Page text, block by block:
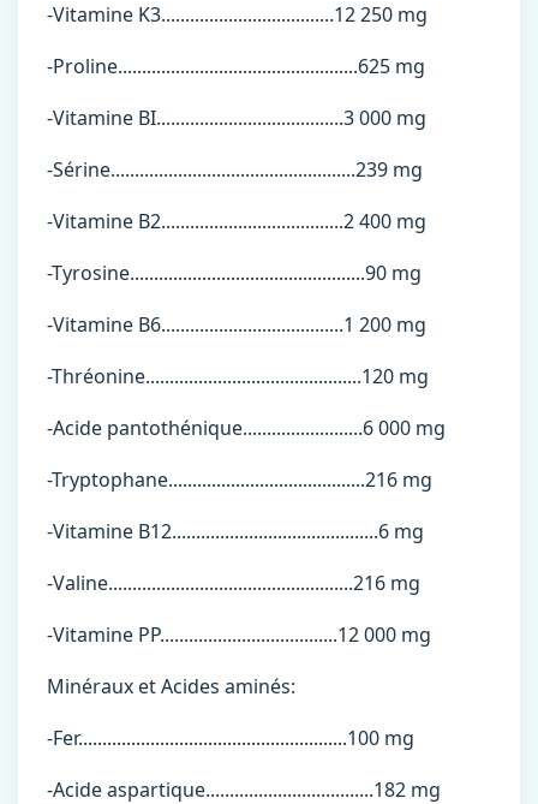
-Vitamine K3....................................12 250 mg
-Proline..................................................625 mg
-Vitamine BI.......................................3 000 mg
-Sérine...................................................239 mg
-Vitamine B2......................................2 400 mg
-Tyrosine.................................................90 mg
-Vitamine B6......................................1 200 mg
-Thréonine.............................................120 mg
-Acide pantothénique.........................6 000 mg
-Tryptophane.........................................216 mg
-Vitamine B12...........................................6 mg
-Valine...................................................216 mg
-Vitamine PP.....................................12 000 mg
Minéraux et Acides aminés:
-Fer........................................................100 mg
-Acide aspartique...................................182 mg